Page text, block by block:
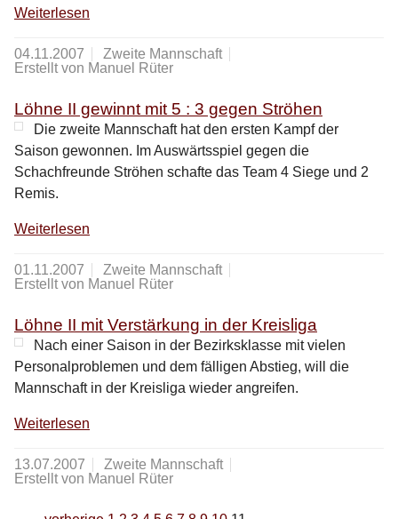
Weiterlesen
04.11.2007
Zweite Mannschaft
Erstellt von Manuel Rüter
Löhne II gewinnt mit 5 : 3 gegen Ströhen
Die zweite Mannschaft hat den ersten Kampf der
Saison gewonnen. Im Auswärtsspiel gegen die
Schachfreunde Ströhen schafte das Team 4 Siege und 2
Remis.
Weiterlesen
01.11.2007
Zweite Mannschaft
Erstellt von Manuel Rüter
Löhne II mit Verstärkung in der Kreisliga
Nach einer Saison in der Bezirksklasse mit vielen
Personalproblemen und dem fälligen Abstieg, will die
Mannschaft in der Kreisliga wieder angreifen.
Weiterlesen
13.07.2007
Zweite Mannschaft
Erstellt von Manuel Rüter